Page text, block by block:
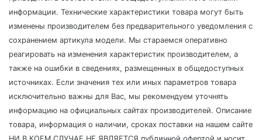
информации. Технические характеристики товара могут быть
изменены производителем без предварительного уведомления с
сохранением артикула модели. Мы стараемся оперативно
реагировать на изменения характеристик производителем, а
также на ошибки в сведениях, размещенных в общедоступных
источниках. Если значения тех или иных параметров товара
исключительно важны для Вас, мы рекомендуем уточнять
информацию на официальных сайтах производителей. Описание
товара, информация о наличии, сроках поставки на нашем сайте